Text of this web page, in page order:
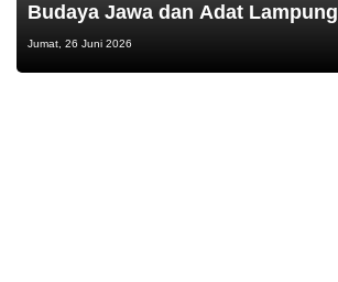
Budaya Jawa dan Adat Lampung
Jumat, 26 Juni 2026